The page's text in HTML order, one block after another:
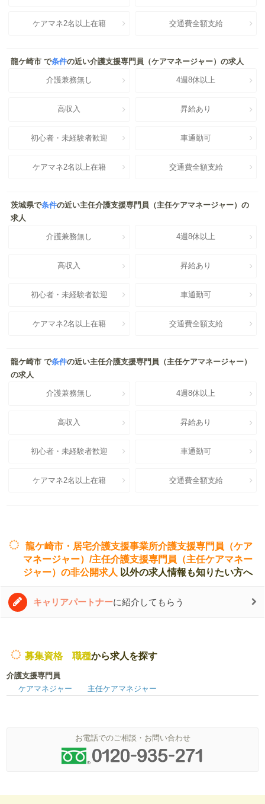
ケアマネ2名以上在籍 交通費全額支給
龍ケ崎市 で条件の近い介護支援専門員（ケアマネージャー）の求人
介護兼務無し 4週8休以上
高収入 昇給あり
初心者・未経験者歓迎 車通勤可
ケアマネ2名以上在籍 交通費全額支給
茨城県で条件の近い主任介護支援専門員（主任ケアマネージャー）の
求人
介護兼務無し 4週8休以上
高収入 昇給あり
初心者・未経験者歓迎 車通勤可
ケアマネ2名以上在籍 交通費全額支給
龍ケ崎市 で条件の近い主任介護支援専門員（主任ケアマネージャー）
の求人
介護兼務無し 4週8休以上
高収入 昇給あり
初心者・未経験者歓迎 車通勤可
ケアマネ2名以上在籍 交通費全額支給
龍ケ崎市・居宅介護支援事業所介護支援専門員（ケア
マネージャー）/主任介護支援専門員（主任ケアマネー
ジャー）の非公開求人 以外の求人情報も知りたい方へ
キャリアパートナーに紹介してもらう
募集資格 職種から求人を探す
介護支援専門員
ケアマネジャー
主任ケアマネジャー
お電話でのご相談・お問い合わせ